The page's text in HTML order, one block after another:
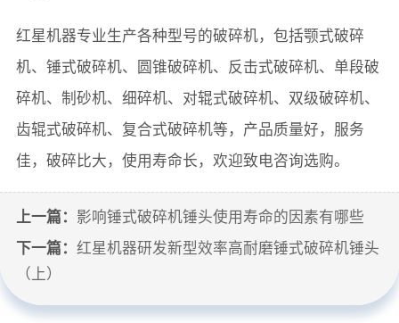
红星机器专业生产各种型号的破碎机，包括颚式破碎
机、锤式破碎机、圆锥破碎机、反击式破碎机、单段破
碎机、制砂机、细碎机、对辊式破碎机、双级破碎机、
齿辊式破碎机、复合式破碎机等，产品质量好，服务
佳，破碎比大，使用寿命长，欢迎致电咨询选购。
上一篇： 影响锤式破碎机锤头使用寿命的因素有哪些
下一篇： 红星机器研发新型效率高耐磨锤式破碎机锤头
（上）